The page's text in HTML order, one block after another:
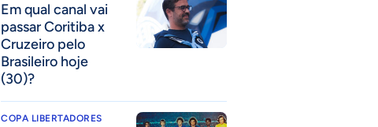
Em qual canal vai
passar Coritiba x
Cruzeiro pelo
Brasileiro hoje
(30)?
COPA LIBERTADORES